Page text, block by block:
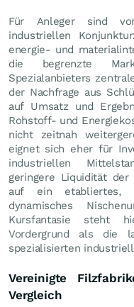
Für Anleger sind
industriellen
energie- und
die begrenzte
Spezialanbieters
der Nachfrage aus
auf Umsatz und
Rohstoff- und
nicht zeitnah
eignet sich eher für
industriellen
geringere Liquidität
auf ein etabliertes,
dynamisches
Kursfantasie steht
Vordergrund als die
spezialisierten
Vereinigte
Vergleich